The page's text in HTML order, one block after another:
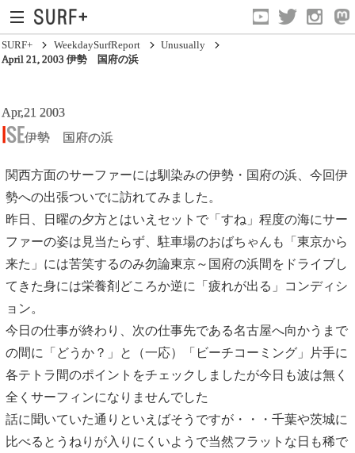
South Ibaraki
North Chiba
South Chiba
Unusually
Video Logs
Monthly Archive
SURF+ WeekdaySurfReport
Unusually
April 21, 2003 伊勢 国府の浜
Apr,21 2003
ISE伊勢 国府の浜
関西方面のサーファーには馴染みの伊勢・国府の浜、今回伊
勢への出張ついでに訪れてみました。
昨日、日曜の夕方とはいえセットで「すね」程度の海にサー
ファーの姿は見当たらず、駐車場のおばちゃんも「東京から
来た」には苦笑するのみ勿論東京～国府の浜間をドライブし
てきた身には栄養剤どころか逆に「疲れが出る」コンディシ
ョン。
今日の仕事が終わり、次の仕事先である名古屋へ向かうまで
の間に「どうか？」と（一応）「ビーチコーミング」片手に
各テトラ間のポイントをチェックしましたが今日も波は無く
全くサーフィンになりませんでした
話に聞いていた通りといえばそうですが・・・千葉や茨城に
比べるとうねりが入りにくいようで当然フラットな日も稀で